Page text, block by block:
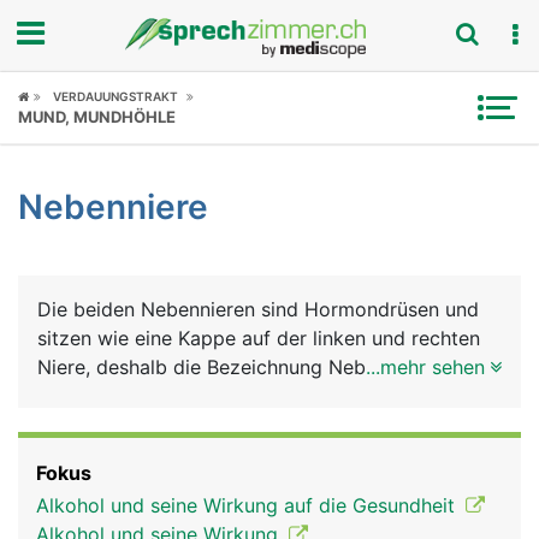
Fokus
Symptome
News
Rubriken
VERDAUUNGSTRAKT
MUND, MUNDHÖHLE
Nebenniere
Die beiden Nebennieren sind Hormondrüsen und
sitzen wie eine Kappe auf der linken und rechten
Niere, deshalb die Bezeichnung Nebennieren.
unterschiedliche Hormone produzieren. Die
Nebennierenrinde produziert Glukokortikoide
...mehr sehen
Fokus
Alkohol und seine Wirkung auf die Gesundheit
Alkohol und seine Wirkung